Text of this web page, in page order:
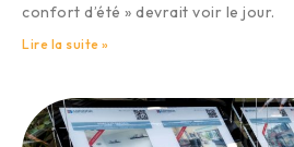
confort d’été » devrait voir le jour.
Lire la suite »